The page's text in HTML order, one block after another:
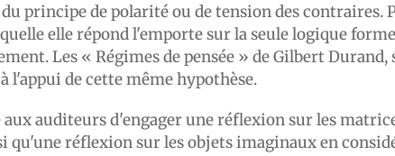
principe de polarité ou de tension des contraires.
elle répond l'emporte sur la seule logique
Les « Régimes de pensée » de Gilbert
de cette même hypothèse.
auditeurs d'engager une réflexion sur les
qu'une réflexion sur les objets imaginaux en